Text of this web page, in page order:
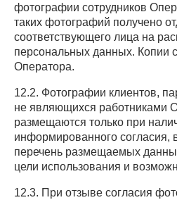
фотографии сотрудников
таких фотографий получено
соответствующего лица на
персональных данных. Копии
Оператора.
12.2. Фотографии клиентов,
не являющихся работниками
размещаются только при
информированного согласия,
перечень размещаемых
цели использования и
12.3. При отзыве согласия